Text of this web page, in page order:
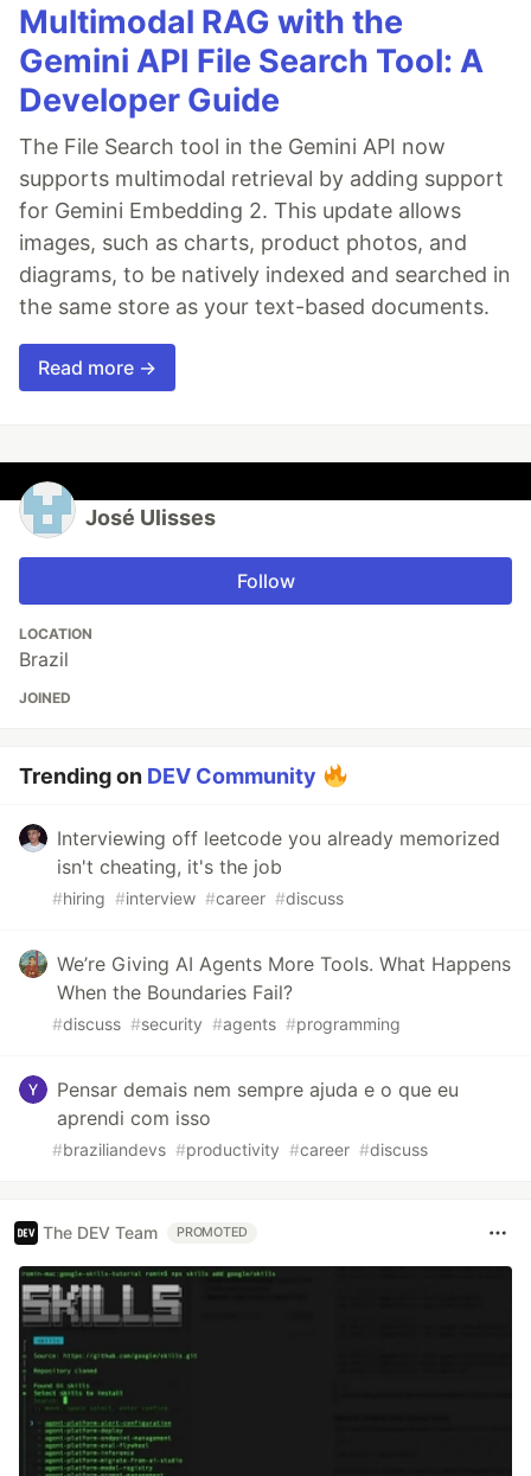
Multimodal RAG with the
Gemini API File Search Tool: A
Developer Guide
The File Search tool in the Gemini API now
supports multimodal retrieval by adding support
for Gemini Embedding 2. This update allows
images, such as charts, product photos, and
diagrams, to be natively indexed and searched in
the same store as your text-based documents.
Read more →
José Ulisses
Follow
LOCATION
Brazil
JOINED
Trending on DEV Community
Interviewing off leetcode you already memorized
isn't cheating, it's the job
#hiring #interview #career #discuss
We’re Giving AI Agents More Tools. What Happens
When the Boundaries Fail?
#discuss #security #agents #programming
Pensar demais nem sempre ajuda e o que eu
aprendi com isso
#braziliandevs #productivity #career #discuss
The DEV Team PROMOTED